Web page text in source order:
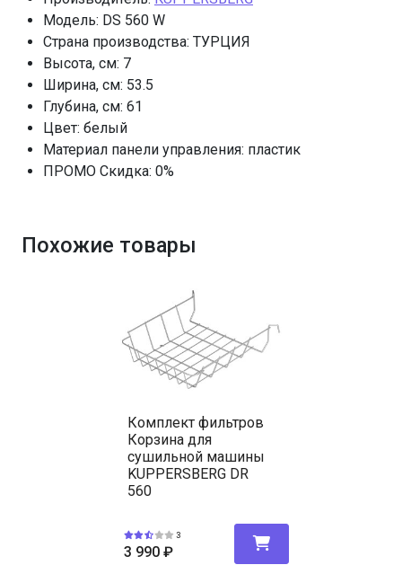
Модель: DS 560 W
Страна производства: ТУРЦИЯ
Высота, см: 7
Ширина, см: 53.5
Глубина, см: 61
Цвет: белый
Материал панели управления: пластик
ПРОМО Скидка: 0%
Похожие товары
Комплект фильтров
Корзина для
сушильной машины
KUPPERSBERG DR
560
3
3 990 ₽